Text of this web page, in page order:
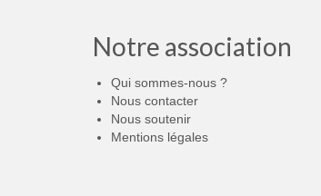
Notre association
Qui sommes-nous ?
Nous contacter
Nous soutenir
Mentions légales